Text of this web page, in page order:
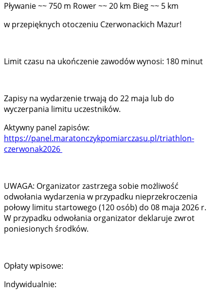
Pływanie ~~ 750 m Rower ~~ 20 km Bieg ~~ 5 km
w przepięknych otoczeniu Czerwonackich Mazur!
Limit czasu na ukończenie zawodów wynosi: 180 minut
Zapisy na wydarzenie trwają do 22 maja lub do
wyczerpania limitu uczestników.
Aktywny panel zapisów:
https://panel.maratonczykpomiarczasu.pl/triathlon-
czerwonak2026
UWAGA: Organizator zastrzega sobie możliwość
odwołania wydarzenia w przypadku nieprzekroczenia
połowy limitu startowego (120 osób) do 08 maja 2026 r.
W przypadku odwołania organizator deklaruje zwrot
poniesionych środków.
Opłaty wpisowe:
Indywidualnie: